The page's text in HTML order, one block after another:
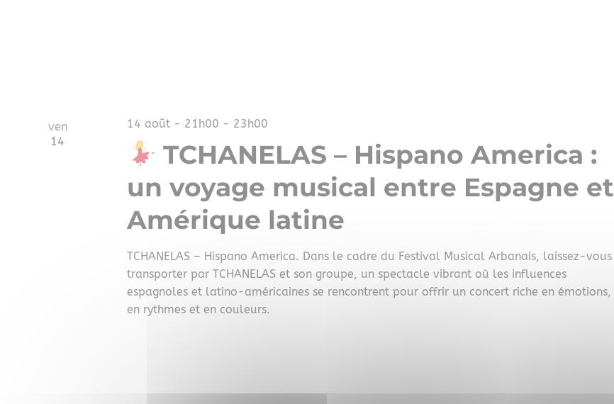
ven
14
TCHANELAS – Hispano America :
un voyage musical entre Espagne et
Amérique latine
14 août - 21h00 - 23h00
TCHANELAS – Hispano America. Dans le cadre du Festival Musical Arbanais, laissez-vous
transporter par TCHANELAS et son groupe, un spectacle vibrant où les influences
espagnoles et latino-américaines se rencontrent pour offrir un concert riche en émotions,
en rythmes et en couleurs.